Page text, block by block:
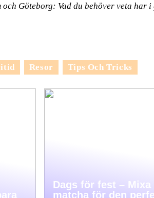
Göteborg: Vad du behöver veta har i
Resor Tips Och Tricks
Dags för fest – Mixa
matcha för den